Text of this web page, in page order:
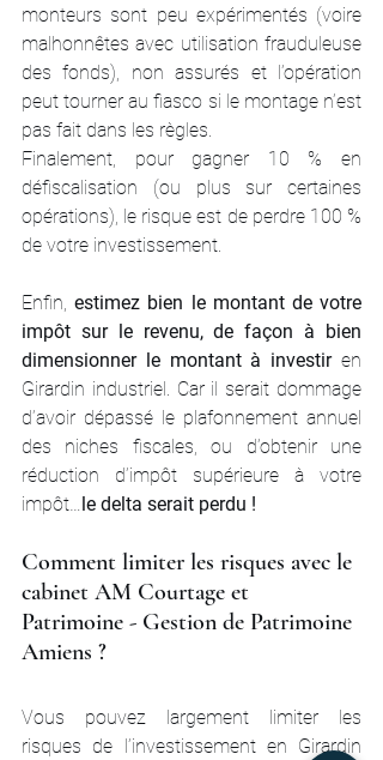
monteurs sont peu expérimentés (voire
malhonnêtes avec utilisation frauduleuse
des fonds), non assurés et l’opération
peut tourner au fiasco si le montage n’est
pas fait dans les règles.
Finalement, pour gagner 10 % en
défiscalisation (ou plus sur certaines
opérations), le risque est de perdre 100 %
de votre investissement.
Enfin, estimez bien le montant de votre
impôt sur le revenu, de façon à bien
dimensionner le montant à investir en
Girardin industriel. Car il serait dommage
d’avoir dépassé le plafonnement annuel
des niches fiscales, ou d’obtenir une
réduction d’impôt supérieure à votre
impôt… le delta serait perdu !
Comment limiter les risques avec le
cabinet AM Courtage et
Patrimoine - Gestion de Patrimoine
Amiens ?
Vous pouvez largement limiter les
risques de l’investissement en Girardin